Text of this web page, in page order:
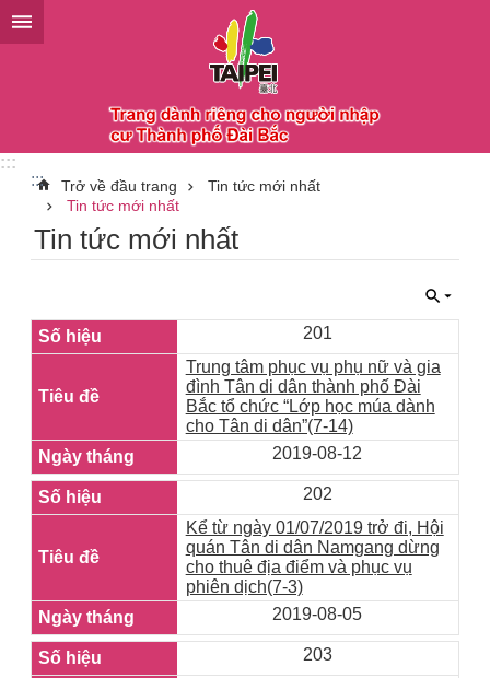
Chuyển đến khối nội dung chính
:::
::: Trở về đầu trang
Tin tức mới nhất
Tin tức mới nhất
Tin tức mới nhất
201
Trung tâm phục vụ phụ nữ và gia
đình Tân di dân thành phố Đài
Bắc tổ chức “Lớp học múa dành
cho Tân di dân”(7-14)
2019-08-12
202
Kể từ ngày 01/07/2019 trở đi, Hội
quán Tân di dân Namgang dừng
cho thuê địa điểm và phục vụ
phiên dịch(7-3)
2019-08-05
203